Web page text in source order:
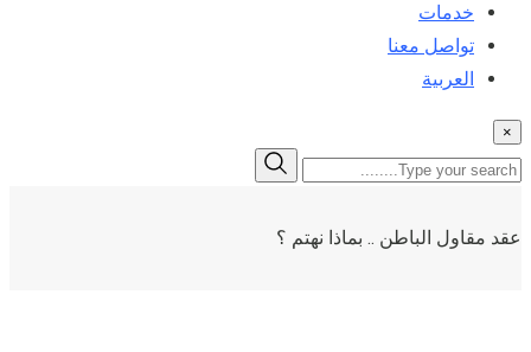
خدمات
تواصل معنا
العربية
×
عقد مقاول الباطن .. بماذا نهتم ؟